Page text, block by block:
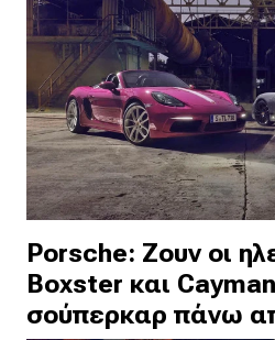
Porsche: Ζουν οι
Boxster και
σούπερκαρ πάνω